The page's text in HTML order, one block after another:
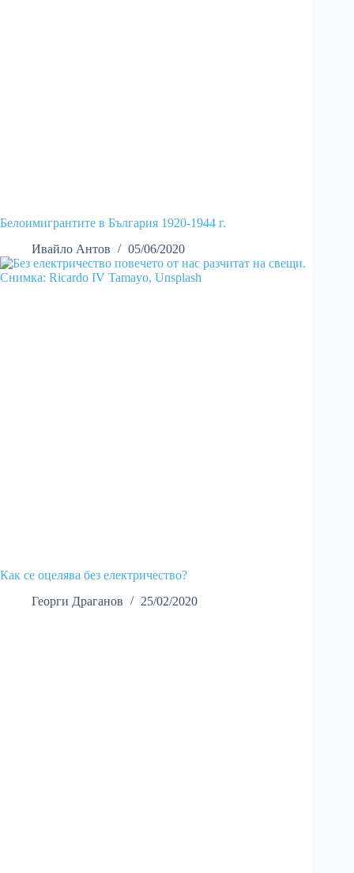
Белоимигрантите в България 1920-1944 г.
Ивайло Антов
05/06/2020
Как се оцелява без електричество?
Георги Драганов
25/02/2020